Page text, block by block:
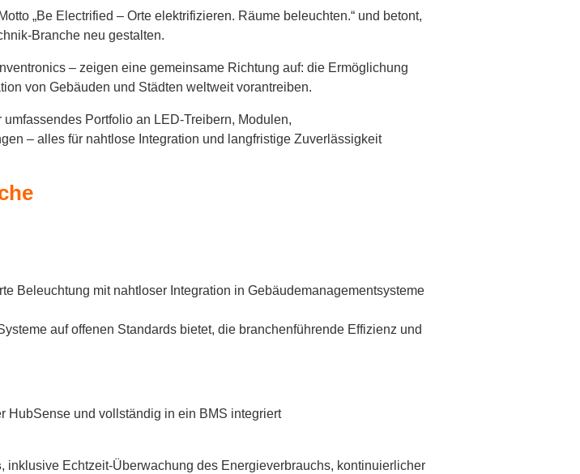
„Be Electrified – Orte elektrifizieren. Räume beleuchten.“ und betont,
Branche neu gestalten.
– zeigen eine gemeinsame Richtung auf: die Ermöglichung
von Gebäuden und Städten weltweit vorantreiben.
Portfolio an LED-Treibern, Modulen,
– alles für nahtlose Integration und langfristige Zuverlässigkeit
Beleuchtung mit nahtloser Integration in Gebäudemanagementsysteme
auf offenen Standards bietet, die branchenführende Effizienz und
HubSense und vollständig in ein BMS integriert
, inklusive Echtzeit-Überwachung des Energieverbrauchs, kontinuierlicher